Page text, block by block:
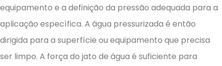
equipamento e a definição da pressão adequada para a
aplicação específica. A água pressurizada é então
dirigida para a superfície ou equipamento que precisa
ser limpo. A força do jato de água é suficiente para